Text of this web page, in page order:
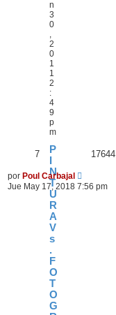
n
3
0
,
2
0
1
1
2
:
4
9
p
m
P
N
T
U
R
A
V
s
.
F
O
T
O
G
7 17644
por Poul Carbajal
Jue May 17, 2018 7:56 pm